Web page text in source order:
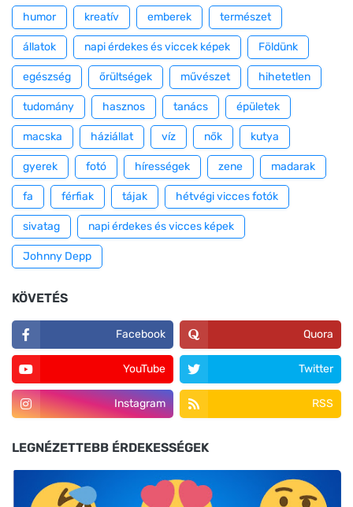
humor kreatív emberek természet
állatok napi érdekes és viccek képek Földünk
egészség őrültségek művészet hihetetlen
tudomány hasznos tanács épületek
macska háziállat víz nők kutya
gyerek fotó hírességek zene madarak
fa férfiak tájak hétvégi vicces fotók
sivatag napi érdekes és vicces képek
Johnny Depp
KÖVETÉS
Facebook Quora
YouTube Twitter
Instagram RSS
LEGNÉZETTEBB ÉRDEKESSÉGEK